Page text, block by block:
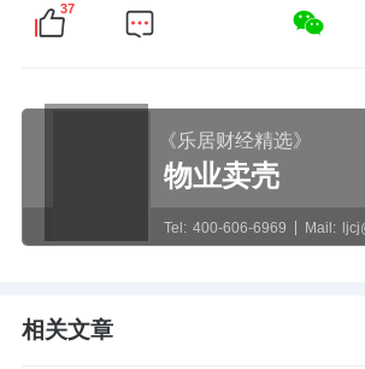
37
《乐居财经精选》
物业卖壳
Tel: 400-606-6969 Mail:
相关文章